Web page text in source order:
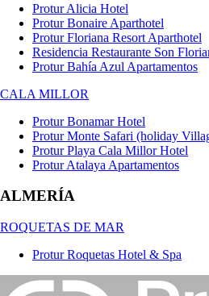
Protur Alicia Hotel
Protur Bonaire Aparthotel
Protur Floriana Resort Aparthotel
Residencia Restaurante Son
Protur Bahía Azul Apartamentos
CALA MILLOR
Protur Bonamar Hotel
Protur Monte Safari (holiday
Protur Playa Cala Millor Hotel
Protur Atalaya Apartamentos
ALMERÍA
ROQUETAS DE MAR
Protur Roquetas Hotel & Spa